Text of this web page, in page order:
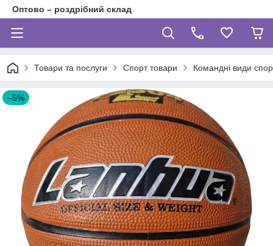
Оптово – роздрібний склад
Товари та послуги Спорт товари Командні види
–5%